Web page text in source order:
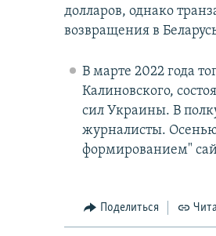
долларов, однако
возвращения в
В марте 2022 года
Калиновского,
сил Украины. В
журналисты.
формированием"
Поделиться